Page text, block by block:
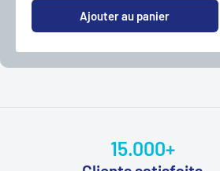
Ajouter au panier
15.000+